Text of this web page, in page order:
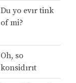
Du yo evır tink
of mi?
Oh, so
konsidırıt